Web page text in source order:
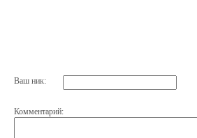
Ваш ник:
Комментарий: